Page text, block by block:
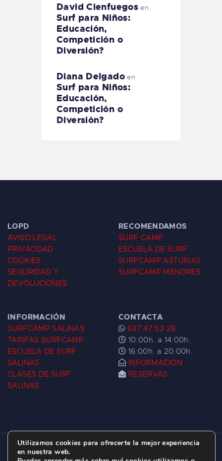
David Cienfuegos en
Surf para Niños:
Educación,
Competición o
Diversión?
Diana Delgadoen
Surf para Niños:
Educación,
Competición o
Diversión?
LOPD
AVISO LEGAL
PRIVACIDAD
COOKIES
SEGURIDAD Y
DEVOLUCIONES
RECOMENDAMOS
SURF CAMP
ESCUELA DE SURF
SURFCAMP ASTURIAS
SURFCAMP MENORES
INFORMACIÓN
SURFCAMP SALINAS
TARIFAS SURFCAMP
ESCUELA DE SURF
SALINAS
CLASES DE SURF
SALINAS
CONTACTA
637 47 53 28
10:00h. a 14:00h.
16:00h. a 20:00h.
INFORMACIÓN
RESERVAS
ESCUELA DE SURF LAS DUNAS ©
2026.
Utilizamos cookies para ofrecerte la mejor experiencia
en nuestra web.